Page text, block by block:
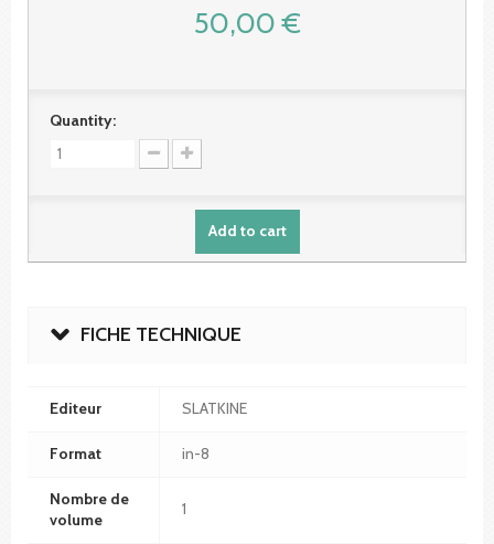
50,00 €
Quantity:
Add to cart
FICHE TECHNIQUE
Editeur SLATKINE
Format in-8
Nombre de
volume
1